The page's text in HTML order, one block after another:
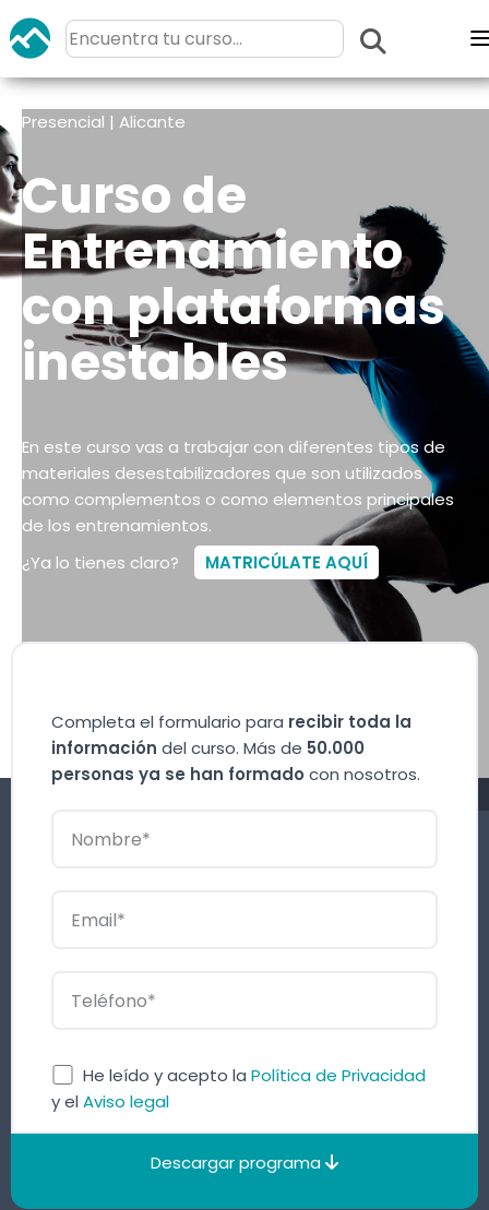
Presencial | Alicante
Curso de
Entrenamiento
con plataformas
inestables
En este curso vas a trabajar con diferentes tipos de
materiales desestabilizadores que son utilizados
como complementos o como elementos principales
de los entrenamientos.
¿Ya lo tienes claro?
MATRICÚLATE AQUÍ
Completa el formulario para recibir toda la
información del curso. Más de 50.000
personas ya se han formado con nosotros.
He leído y acepto la Política de Privacidad
y el Aviso legal
Descargar programa